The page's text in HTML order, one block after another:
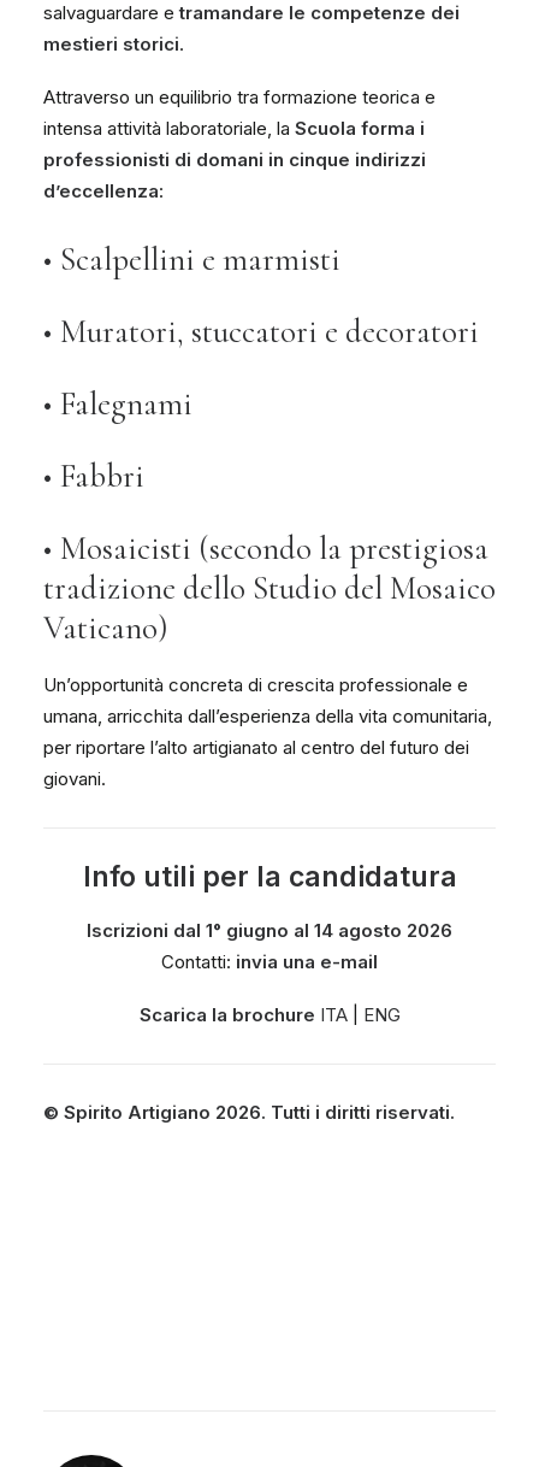
salvaguardare etramandare le competenze dei
mestieri storici.
Attraverso un equilibrio tra formazione teorica e
intensa attività laboratoriale, la Scuola forma i
professionisti di domani in cinque indirizzi
d’eccellenza:
• Scalpellini e marmisti
• Muratori, stuccatori e decoratori
• Falegnami
• Fabbri
• Mosaicisti (secondo la prestigiosa
tradizione dello Studio del Mosaico
Vaticano)
Un’opportunità concreta di crescita professionale e
umana, arricchita dall’esperienza della vita comunitaria,
per riportare l’alto artigianato al centro del futuro dei
giovani.
Info utili per la candidatura
Iscrizioni dal 1° giugno al 14 agosto 2026
Contatti: invia una e-mail
Scarica la brochure ITA| ENG
© Spirito Artigiano 2026. Tutti i diritti riservati.